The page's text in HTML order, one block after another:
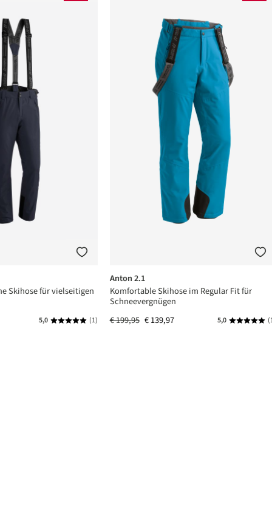
5 sterren
Skihose für vielseitigen
5,0 Gemiddelde waardering van 5 van 5 sterren
(1)
Anton 2.1
Komfortable Skihose im Regular Fit für
Schneevergnügen
€ 199,95 € 139,97 5,0